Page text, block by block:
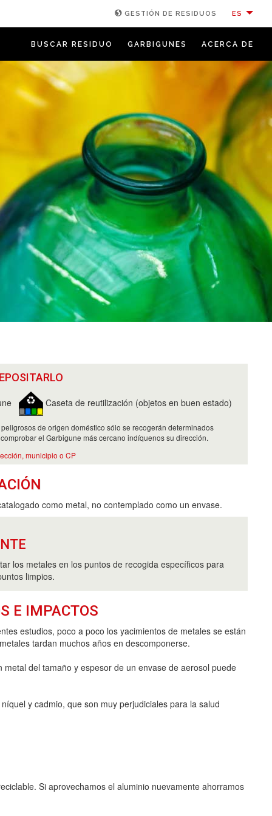
GESTIÓN DE RESIDUOS ES
BUSCAR RESIDUO GARBIGUNES ACERCA DE
Caseta de reutilización (objetos en buen estado)
de origen doméstico sólo se recogerán determinados
el Garbigune más cercano indíquenos su dirección.
municipio o CP
como metal, no contemplado como un envase.
los metales en los puntos de recogida específicos para
limpios.
E IMPACTOS
estudios, poco a poco los yacimientos de metales se están
tardan muchos años en descomponerse.
metal del tamaño y espesor de un envase de aerosol puede
y cadmio, que son muy perjudiciales para la salud
Si aprovechamos el aluminio nuevamente ahorramos